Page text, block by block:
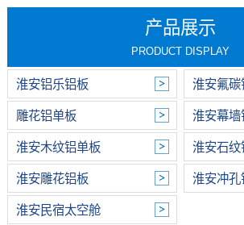
产品展示
PRODUCT DISPLAY
淮安铝乐铝板 淮安氟碳
雕花铝单板 淮安幕墙
淮安木纹铝单板 淮安石纹
淮安雕花铝板 淮安冲孔
淮安民宿太空舱